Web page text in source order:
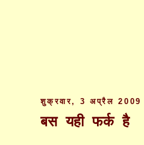
शुक्रवार, 3 अप्रैल 2009
बस यही फर्क है